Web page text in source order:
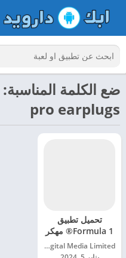
pro earplugs
تحميل تطبيق
Formula 1® مهكر
للاندرويد 2024
Formula One Digital Media Limited‏